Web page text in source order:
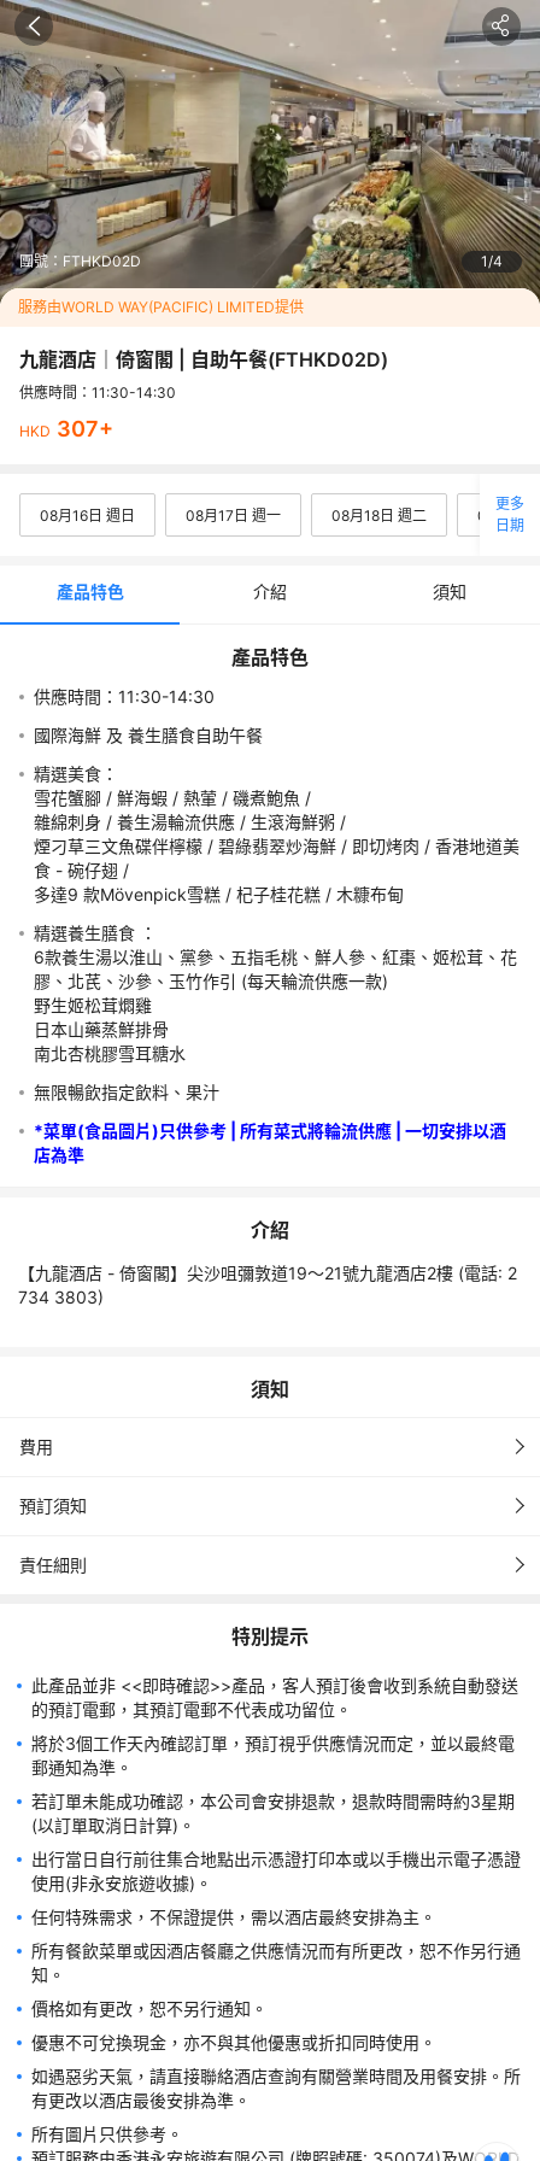
國際海鮮 及 養生膳食自助午餐
精選美食：
雪花蟹腳 / 鮮海蝦 / 熱葷 / 磯煮鮑魚 /
雜綿刺身 / 養生湯輪流供應 / 生滾海鮮粥 /
煙刁草三文魚碟伴檸檬 / 碧綠翡翠炒海鮮 / 即切烤肉 / 香港地道美
食 - 碗仔翅 /
多達9 款Mövenpick雪糕 / 杞子桂花糕 / 木糠布甸
精選養生膳食 ：
6款養生湯以淮山、黨參、五指毛桃、鮮人參、紅棗、姬松茸、花
膠、北芪、沙參、玉竹作引 (每天輪流供應一款)
野生姬松茸燜雞
日本山藥蒸鮮排骨
南北杏桃膠雪耳糖水
無限暢飲指定飲料、果汁
<p><strong><span style="color: #0000ff;">*菜單(食品圖片)
【九龍酒店 - 倚窗閣】尖沙咀彌敦道19～21號九龍酒店2樓 (電話: 2
費用
預訂須知
責任細則
特別提示
此產品並非 <<即時確認>>產品，客人預訂後會收到系統自動發送
的預訂電郵，其預訂電郵不代表成功留位。
將於3個工作天內確認訂單，預訂視乎供應情況而定，並以最終電
郵通知為準。
若訂單未能成功確認，本公司會安排退款，退款時間需時約3星期
(以訂單取消日計算)。
任何特殊需求，不保證提供，需以酒店最終安排為主。
所有餐飲菜單或因酒店餐廳之供應情況而有所更改，恕不作另行通
知。
如遇惡劣天氣，請直接聯絡酒店查詢有關營業時間及用餐安排。所
WAY(PACIFIC) LIMITED 提供。如有任何爭議，「九龍酒店」及
1 4
團號： FTHKD02D
服務由WORLD WAY(PACIFIC) LIMITED提供
九龍酒店｜倚窗閣 | 自助午餐(FTHKD02D)
供應時間：11:30-14:30
HKD 307+
08月16日 週日 08月17日 週一 08月18日 週二 08月19
更多
日期
產品特色 介紹 須知
產品特色
供應時間：11:30-14:30
國際海鮮 及 養生膳食自助午餐
精選美食：
雪花蟹腳 / 鮮海蝦 / 熱葷 / 磯煮鮑魚 /
雜綿刺身 / 養生湯輪流供應 / 生滾海鮮粥 /
煙刁草三文魚碟伴檸檬 / 碧綠翡翠炒海鮮 / 即切烤肉 / 香港地道美
食 - 碗仔翅 /
多達9 款Mövenpick雪糕 / 杞子桂花糕 / 木糠布甸
精選養生膳食 ：
6款養生湯以淮山、黨參、五指毛桃、鮮人參、紅棗、姬松茸、花
膠、北芪、沙參、玉竹作引 (每天輪流供應一款)
野生姬松茸燜雞
日本山藥蒸鮮排骨
南北杏桃膠雪耳糖水
無限暢飲指定飲料、果汁
*菜單(食品圖片)只供參考 | 所有菜式將輪流供應 | 一切安排以酒
店為準
介紹
【九龍酒店 - 倚窗閣】尖沙咀彌敦道19～21號九龍酒店2樓 (電話: 2
734 3803)
須知
費用
預訂須知
責任細則
特別提示
此產品並非 <<即時確認>>產品，客人預訂後會收到系統自動發送
的預訂電郵，其預訂電郵不代表成功留位。
將於3個工作天內確認訂單，預訂視乎供應情況而定，並以最終電
郵通知為準。
若訂單未能成功確認，本公司會安排退款，退款時間需時約3星期
(以訂單取消日計算)。
出行當日自行前往集合地點出示憑證打印本或以手機出示電子憑證
使用(非永安旅遊收據)。
任何特殊需求，不保證提供，需以酒店最終安排為主。
所有餐飲菜單或因酒店餐廳之供應情況而有所更改，恕不作另行通
知。
價格如有更改，恕不另行通知。
優惠不可兌換現金，亦不與其他優惠或折扣同時使用。
如遇惡劣天氣，請直接聯絡酒店查詢有關營業時間及用餐安排。所